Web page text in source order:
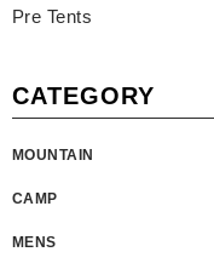
Pre Tents
CATEGORY
MOUNTAIN
CAMP
MENS